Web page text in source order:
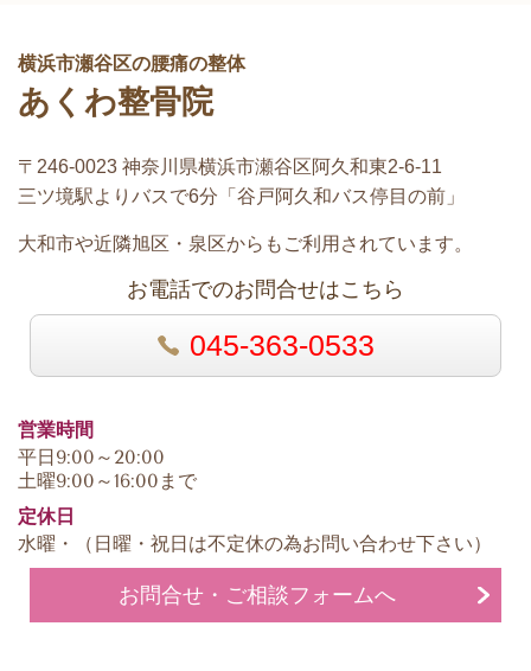
横浜市瀬谷区の腰痛の整体
あくわ整骨院
〒246-0023 神奈川県横浜市瀬谷区阿久和東2-6-11
三ツ境駅よりバスで6分「谷戸阿久和バス停目の前」
大和市や近隣旭区・泉区からもご利用されています。
お電話でのお問合せはこちら
045-363-0533
営業時間
平日9:00～20:00
土曜9:00～16:00まで
定休日
水曜・（日曜・祝日は不定休の為お問い合わせ下さい）
お問合せ・ご相談フォームへ